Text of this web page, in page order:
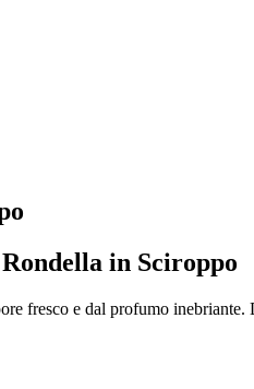
in Sciroppo
fresco e dal profumo